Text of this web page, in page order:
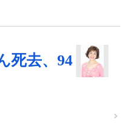
死去、94